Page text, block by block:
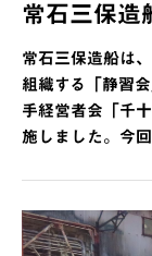
常石三保造
常石三保造船は
組織する「静習
手経営者会「千
施しました。今